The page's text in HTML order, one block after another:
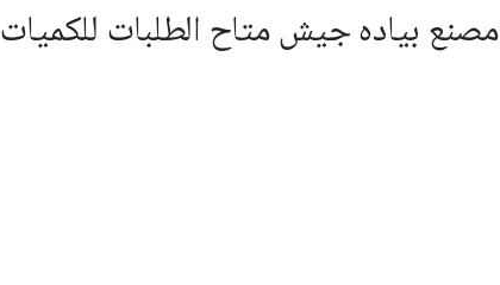
مصنع بياده جيش متاح الطلبات للكميات